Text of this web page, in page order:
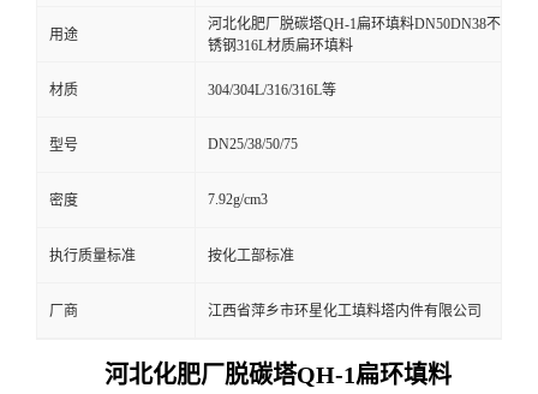
用途
河北化肥厂脱碳塔QH-1扁环填料DN50DN38不
锈钢316L材质扁环填料
材质 304/304L/316/316L等
型号 DN25/38/50/75
密度 7.92g/cm3
执行质量标准 按化工部标准
厂商 江西省萍乡市环星化工填料塔内件有限公司
河北化肥厂脱碳塔QH-1扁环填料